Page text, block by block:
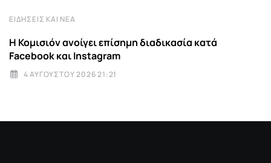
ΕΙΔΉΣΕΙΣ ΚΑΙ ΝΈΑ
Η Κομισιόν ανοίγει επίσημη διαδικασία κατά
Facebook και Instagram
4 ΑΥΓΟΎΣΤΟΥ 2026 21:21